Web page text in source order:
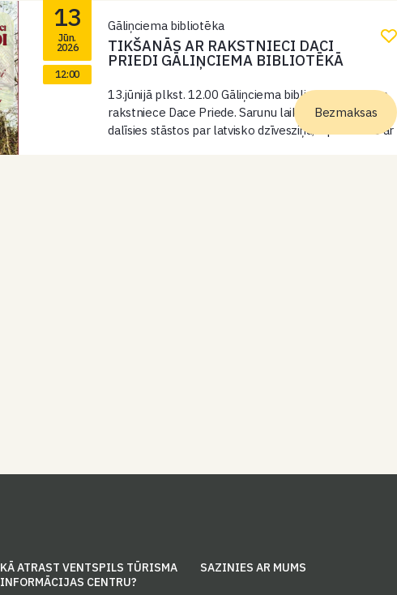
13
Jūn.
2026
12:00
Gāliņciema bibliotēka
TIKŠANĀS AR RAKSTNIECI DACI
PRIEDI GĀLIŅCIEMA BIBLIOTĒKĀ
13.jūnijā plkst. 12.00 Gāliņciema bibliotēkā viesosies
rakstniece Dace Priede. Sarunu laikā rakstniece
dalīsies stāstos par latvisko dzīvesziņu, iepazīstinās ar
Bezmaksas
KĀ ATRAST VENTSPILS TŪRISMA
INFORMĀCIJAS CENTRU?
SAZINIES AR MUMS